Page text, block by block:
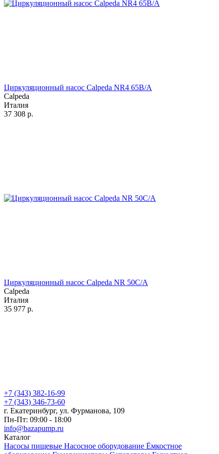
Циркуляционный насос Calpeda NR4 65B/A
Calpeda
Италия
37 308 р.
Циркуляционный насос Calpeda NR 50C/A
Calpeda
Италия
35 977 р.
+7 (343) 382-16-99
+7 (343) 346-73-‬60
г. Екатеринбург, ул. Фурманова, 109
Пн-Пт: 09:00 - 18:00
info@bazapump.ru
Каталог
Насосы пищевые Насосное оборудование Ёмкостное